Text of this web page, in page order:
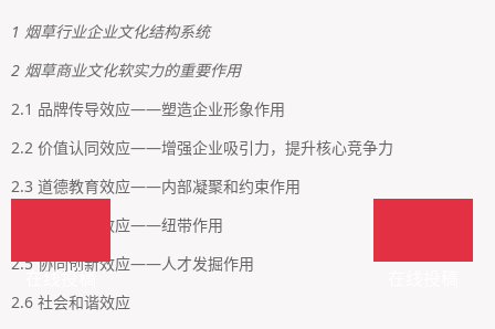
1 烟草行业企业文化结构系统
2 烟草商业文化软实力的重要作用
2.1 品牌传导效应——塑造企业形象作用
2.2 价值认同效应——增强企业吸引力，提升核心竞争力
2.3 道德教育效应——内部凝聚和约束作用
2.4 资源集聚效应——纽带作用
2.5 协同创新效应——人才发掘作用
2.6 社会和谐效应
在线投稿